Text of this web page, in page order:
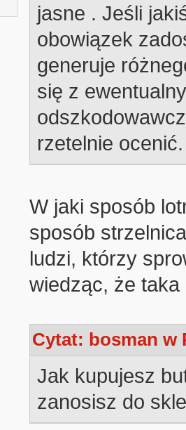
jasne . Jeśli
obowiązek
generuje
się z
rzetelnie ocenić.
W jaki sposób
sposób
ludzi, którzy
wiedząc, że taka
Cytat: bosman w
Jak kupujesz
zanosisz do